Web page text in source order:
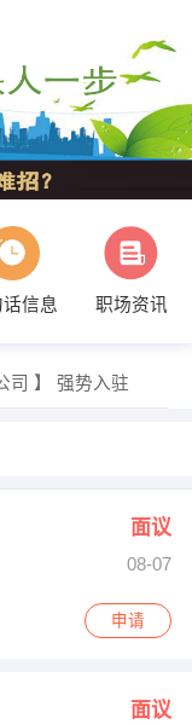
信息 职场资讯
司 】 强势入驻
信息
信息
司 】 强势入驻
面议
08-07
国贸1701室申请
面议